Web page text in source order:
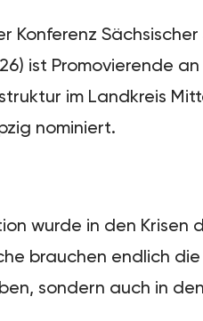
Konferenz
ist Promovierende
im Landkreis
nominiert.
wurde in den Krisen
brauchen endlich
sondern auch in